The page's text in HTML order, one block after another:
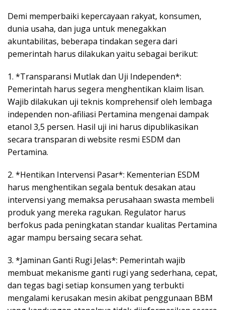
Demi memperbaiki kepercayaan rakyat, konsumen,
dunia usaha, dan juga untuk menegakkan
akuntabilitas, beberapa tindakan segera dari
pemerintah harus dilakukan yaitu sebagai berikut:
1. *Transparansi Mutlak dan Uji Independen*:
Pemerintah harus segera menghentikan klaim lisan.
Wajib dilakukan uji teknis komprehensif oleh lembaga
independen non-afiliasi Pertamina mengenai dampak
etanol 3,5 persen. Hasil uji ini harus dipublikasikan
secara transparan di website resmi ESDM dan
Pertamina.
2. *Hentikan Intervensi Pasar*: Kementerian ESDM
harus menghentikan segala bentuk desakan atau
intervensi yang memaksa perusahaan swasta membeli
produk yang mereka ragukan. Regulator harus
berfokus pada peningkatan standar kualitas Pertamina
agar mampu bersaing secara sehat.
3. *Jaminan Ganti Rugi Jelas*: Pemerintah wajib
membuat mekanisme ganti rugi yang sederhana, cepat,
dan tegas bagi setiap konsumen yang terbukti
mengalami kerusakan mesin akibat penggunaan BBM